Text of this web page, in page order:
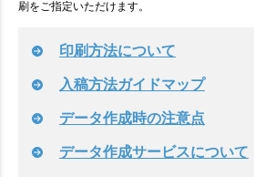
刷をご指定いただけます。
印刷方法について
入稿方法ガイドマップ
データ作成時の注意点
データ作成サービスについて